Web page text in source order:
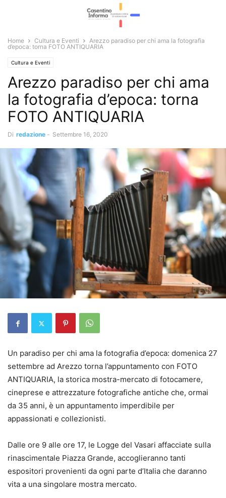
Home Cultura e Eventi
Arezzo paradiso per chi ama la fotografia
d’epoca: torna FOTO ANTIQUARIA
Cultura e Eventi
Arezzo paradiso per chi ama
la fotografia d’epoca: torna
FOTO ANTIQUARIA
Di redazione - Settembre 16, 2020
Un paradiso per chi ama la fotografia d’epoca: domenica 27
settembre ad Arezzo torna l’appuntamento con FOTO
ANTIQUARIA, la storica mostra-mercato di fotocamere,
cineprese e attrezzature fotografiche antiche che, ormai
da 35 anni, è un appuntamento imperdibile per
appassionati e collezionisti.
Dalle ore 9 alle ore 17, le Logge del Vasari affacciate sulla
rinascimentale Piazza Grande, accoglieranno tanti
espositori provenienti da ogni parte d’Italia che daranno
vita a una singolare mostra mercato.